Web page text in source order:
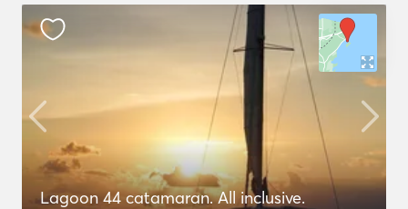
Lagoon 44 catamaran. All inclusive.